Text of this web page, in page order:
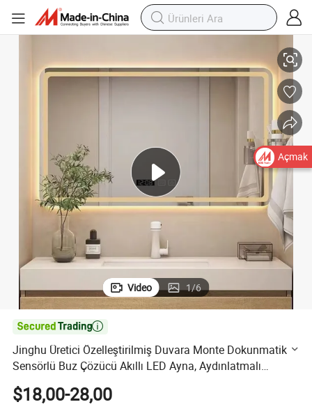
Video 1/6

Jinghu Üretici Özelleştirilmiş Duvara Monte Dokunmatik
Sensörlü Buz Çözücü Akıllı LED Ayna, Aydınlatmalı
Dikdörtgen Banyo Aynası, UL/CE/ISO ile
$18,00-28,00
Açmak